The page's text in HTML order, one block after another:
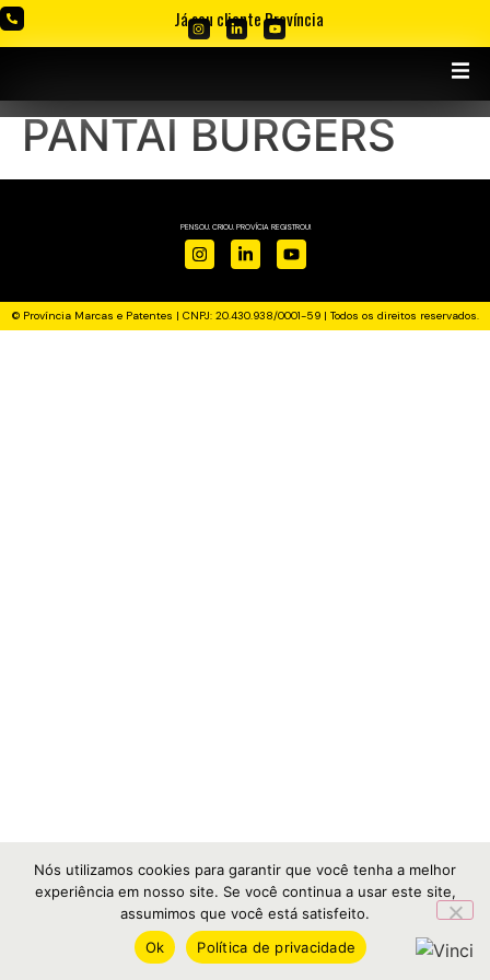
Já sou cliente Província
PANTAI BURGERS
PENSOU. CRIOU. PROVÍCIA REGISTROU!
© Província Marcas e Patentes | CNPJ: 20.430.938/0001-59 | Todos os direitos reservados.
Nós utilizamos cookies para garantir que você tenha a melhor
experiência em nosso site. Se você continua a usar este site,
assumimos que você está satisfeito.
Ok
Política de privacidade